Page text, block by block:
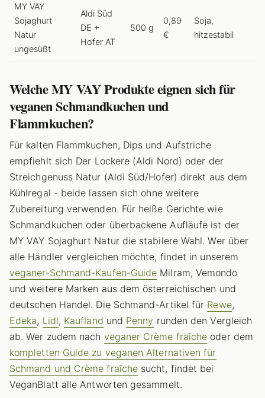
MY VAY
Sojaghurt
Natur
ungesüßt
Aldi Süd
DE +
Hofer AT
500 g
0,89
€
Soja,
hitzestabil
Welche MY VAY Produkte eignen sich für
veganen Schmandkuchen und
Flammkuchen?
Für kalten Flammkuchen, Dips und Aufstriche
empfiehlt sich Der Lockere (Aldi Nord) oder der
Streichgenuss Natur (Aldi Süd/Hofer) direkt aus dem
Kühlregal - beide lassen sich ohne weitere
Zubereitung verwenden. Für heiße Gerichte wie
Schmandkuchen oder überbackene Aufläufe ist der
MY VAY Sojaghurt Natur die stabilere Wahl. Wer über
alle Händler vergleichen möchte, findet in unserem
veganer-Schmand-Kaufen-Guide Milram, Vemondo
und weitere Marken aus dem österreichischen und
deutschen Handel. Die Schmand-Artikel für Rewe,
Edeka, Lidl, Kaufland und Penny runden den Vergleich
ab. Wer zudem nach veganer Crème fraîche oder dem
kompletten Guide zu veganen Alternativen für
Schmand und Crème fraîche sucht, findet bei
VeganBlatt alle Antworten gesammelt.